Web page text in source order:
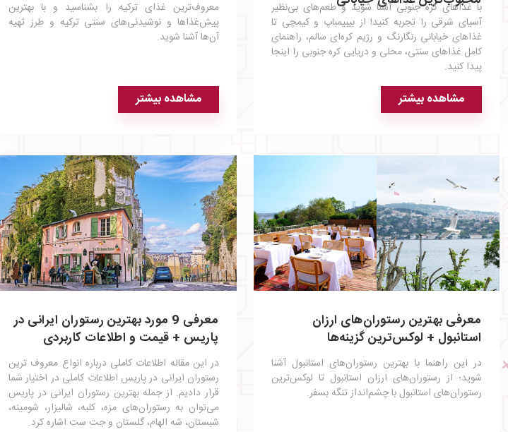
با غذاهای کره جنوبی آشنا شوید و طعم‌های بی‌نظیر
آسیای شرقی را تجربه کنید! از بیبیمباپ و کیمچی تا
غذاهای خیابانی رنگارنگ و رژیم کره‌ای سالم، راهنمای
کامل غذاهای سنتی، محلی و دریایی کره جنوبی را اینجا
پیدا کنید.
مشاهده بیشتر
معروف‌ترین غذای ترکیه را بشناسید و با بهترین
پیش‌غذاها و نوشیدنی‌های سنتی ترکیه و طرز تهیه
آن‌ها آشنا شوید.
مشاهده بیشتر
معرفی بهترین رستوران‌های ارزان
استانبول + لوکس‌ترین گزینه‌ها
در این راهنما با بهترین رستوران‌های استانبول آشنا
شوید؛ از رستوران‌های ارزان استانبول تا لوکس‌ترین
رستوران‌های استانبول با چشم‌انداز تنگه بسفر.
معرفی 9 مورد بهترین رستوران ایرانی در
پاریس + قیمت و اطلاعات کاربردی
در این مقاله اطلاعات کاملی درباره انواع معروف ترین
رستوران ایرانی در پاریس اطلاعات کاملی در اختیار شما
قرار دادیم. از جمله بهترین رستوران ایرانی در پاریس
می‌توان به رستوران‌های مزه، کلبه، شالیزار، شومینه،
شبستان، شه الهام، گلستان و جت ست اشاره کرد.